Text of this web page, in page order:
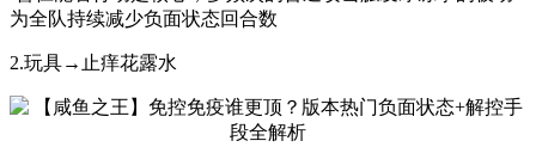
为全队持续减少负面状态回合数
2.玩具→止痒花露水